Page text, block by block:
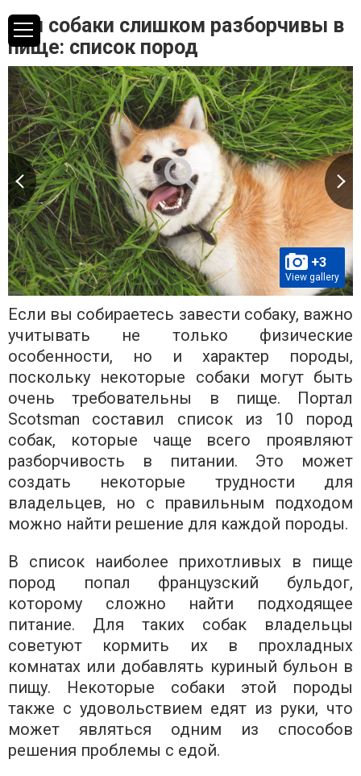
Эти собаки слишком разборчивы в
пище: список пород
+3
View gallery
Если вы собираетесь завести собаку, важно
учитывать не только физические
особенности, но и характер породы,
поскольку некоторые собаки могут быть
очень требовательны в пище. Портал
Scotsman составил список из 10 пород
собак, которые чаще всего проявляют
разборчивость в питании. Это может
создать некоторые трудности для
владельцев, но с правильным подходом
можно найти решение для каждой породы.
В список наиболее прихотливых в пище
пород попал французский бульдог,
которому сложно найти подходящее
питание. Для таких собак владельцы
советуют кормить их в прохладных
комнатах или добавлять куриный бульон в
пищу. Некоторые собаки этой породы
также с удовольствием едят из руки, что
может являться одним из способов
решения проблемы с едой.